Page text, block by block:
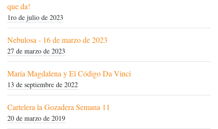
que da!
1ro de julio de 2023
Nebulosa - 16 de marzo de 2023
27 de marzo de 2023
María Magdalena y El Código Da Vinci
13 de septiembre de 2022
Cartelera la Gozadera Semana 11
20 de marzo de 2019